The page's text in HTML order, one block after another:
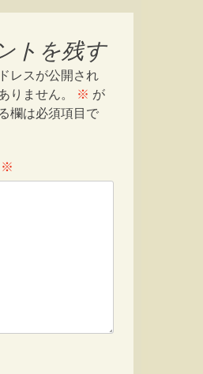
トを残す
レスが公開され
りません。
※ が
欄は必須項目で
※